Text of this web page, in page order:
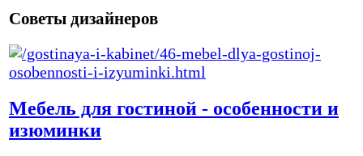
Советы дизайнеров
Мебель для гостиной - особенности и
изюминки